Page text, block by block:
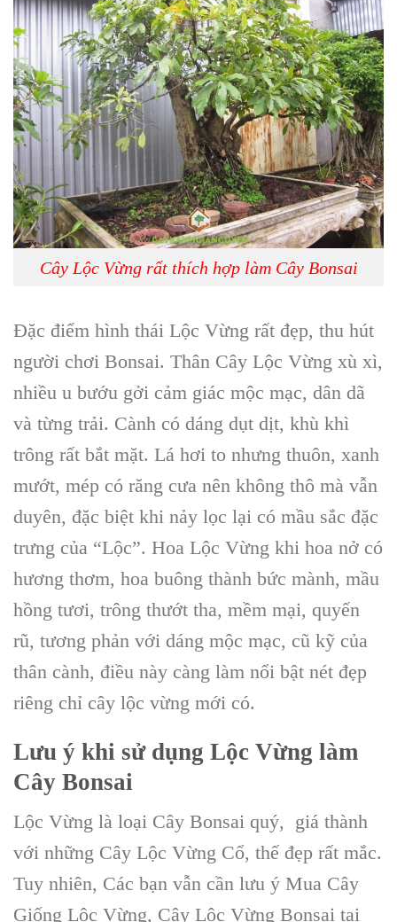
Cây Lộc Vừng rất thích hợp làm Cây Bonsai
Đặc điểm hình thái Lộc Vừng rất đẹp, thu hút
người chơi Bonsai. Thân Cây Lộc Vừng xù xì,
nhiều u bướu gởi cảm giác mộc mạc, dân dã
và từng trải. Cành có dáng dụt dịt, khù khì
trông rất bắt mặt. Lá hơi to nhưng thuôn, xanh
mướt, mép có răng cưa nên không thô mà vẫn
duyên, đặc biệt khi nảy lọc lại có mầu sắc đặc
trưng của “Lộc”. Hoa Lộc Vừng khi hoa nở có
hương thơm, hoa buông thành bức mành, mầu
hồng tươi, trông thướt tha, mềm mại, quyến
rũ, tương phản với dáng mộc mạc, cũ kỹ của
thân cành, điều này càng làm nổi bật nét đẹp
riêng chỉ cây lộc vừng mới có.
Lưu ý khi sử dụng Lộc Vừng làm
Cây Bonsai
Lộc Vừng là loại Cây Bonsai quý, giá thành
với những Cây Lộc Vừng Cổ, thế đẹp rất mắc.
Tuy nhiên, Các bạn vẫn cần lưu ý Mua Cây
Giống Lộc Vừng, Cây Lộc Vừng Bonsai tại